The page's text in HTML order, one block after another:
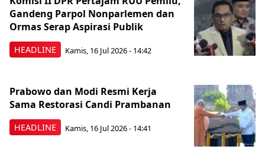
HEADLINE
Gandeng Parpol Nonparlemen dan
Ormas Serap Aspirasi Publik
Kamis, 16 Jul 2026 - 14:42
HEADLINE
Prabowo dan Modi Resmi Kerja
Sama Restorasi Candi Prambanan
Kamis, 16 Jul 2026 - 14:41